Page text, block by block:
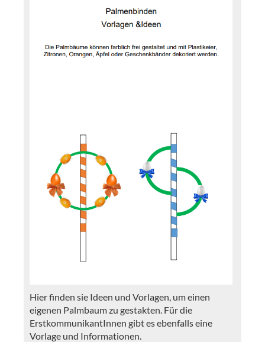
Hier finden sie Ideen und Vorlagen, um einen
eigenen Palmbaum zu gestakten. Für die
ErstkommunikantInnen gibt es ebenfalls eine
Vorlage und Informationen.